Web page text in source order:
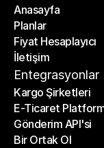
Anasayfa
Anasayfa
Planlar
Planlar
Fiyat Hesaplayıcı
Fiyat Hesaplayıcı
İletişim
İletişim
Entegrasyonlar
Kargo Şirketleri
Kargo Şirketleri
E-Ticaret
E-Ticaret
Gönderim API'si
Gönderim API'si
Bir Ortak Ol